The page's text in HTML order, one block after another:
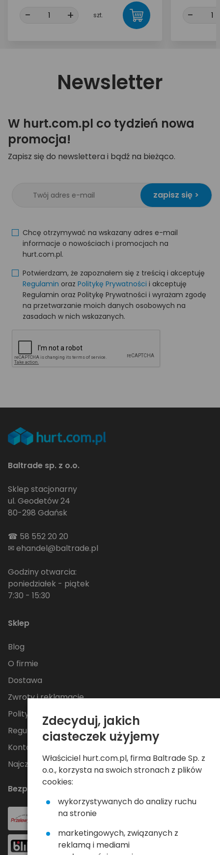
- + szt. -
Newsletter
W hurt.com.pl co tydzień nowa
promocja!
Zapisz się do newslettera i bądź na bieżąco.
zapisz się >
Chcę otrzymywać na wskazany adres e-mail
informacje o nowościach i promocjach na
hurt.com.pl.
Potwierdzam, że zapoznałem się z treścią i akceptuję
Regulamin oraz Politykę Prywatności i akceptuję
Regulamin oraz Politykę Prywatności i wyrażam zgodę
na przetwarzanie moich danych osobowych na
zasadach w nich wskazanych.
Baltrade sp. z o.o.
Sklep stacjonarny
ul. Geodetów 24
80-298 Gdańsk
☎ 58 552 20 20
✉ehandel@baltrade.pl
Godziny otwarcia:
poniedziałek - piątek
7:30 - 15:30
Sklep
Blog
O firmie
Dostawa
Zwroty i reklamacje
Polityka Prywatności
Regulamin
Kontakt
Najczęściej zadawane pytania
Bezpieczne płatności
Zdecyduj, jakich
ciasteczek użyjemy
Właściciel hurt.com.pl, firma Baltrade Sp. z
o.o., korzysta na swoich stronach z plików
cookies:
wykorzystywanych do analizy ruchu
na stronie
marketingowych, związanych z
reklamą i mediami